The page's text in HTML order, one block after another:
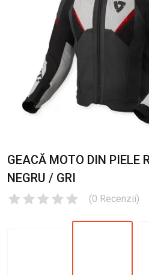
GEACĂ MOTO DIN PIELE
NEGRU / GRI
(0 Recenzii)